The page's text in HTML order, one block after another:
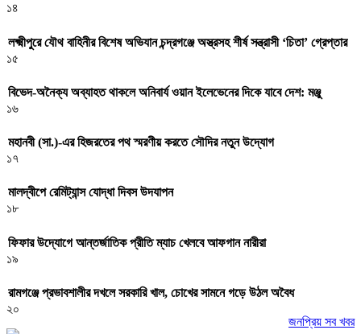
১৪
লক্ষ্মীপুরে যৌথ বাহিনীর বিশেষ অভিযান চন্দ্রগঞ্জে অস্ত্রসহ শীর্ষ সন্ত্রাসী ‘চিতা’ গ্রেপ্তার
১৫
বিভেদ-অনৈক্য অব্যাহত থাকলে অনিবার্য ওয়ান ইলেভেনের দিকে যাবে দেশ: মঞ্জু
১৬
মহানবী (সা.)-এর হিজরতের পথ স্মরণীয় করতে সৌদির নতুন উদ্যোগ
১৭
মালদ্বীপে রেমিট্যান্স যোদ্ধা দিবস উদযাপন
১৮
ফিফার উদ্যোগে আন্তর্জাতিক প্রীতি ম্যাচ খেলবে আফগান নারীরা
১৯
রামগঞ্জে প্রভাবশালীর দখলে সরকারি খাল, চোখের সামনে গড়ে উঠল অবৈধ
২০
জনপ্রিয় সব খবর